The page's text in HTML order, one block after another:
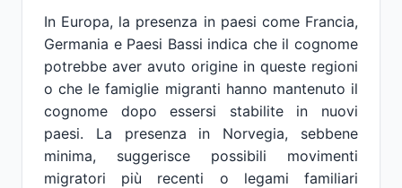
In Europa, la presenza in paesi come Francia,
Germania e Paesi Bassi indica che il cognome
potrebbe aver avuto origine in queste regioni
o che le famiglie migranti hanno mantenuto il
cognome dopo essersi stabilite in nuovi
paesi. La presenza in Norvegia, sebbene
minima, suggerisce possibili movimenti
migratori più recenti o legami familiari